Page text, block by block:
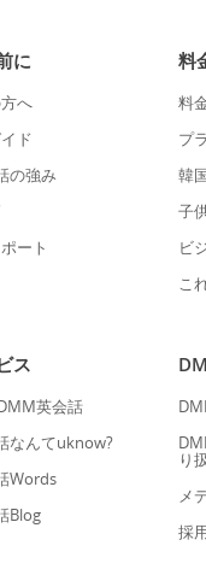
に
へ
ド
の強み
ート
料
料
プ
韓
子
ビ
こ
ス
英会話
なんてuknow?
Words
Blog
り
メ
採